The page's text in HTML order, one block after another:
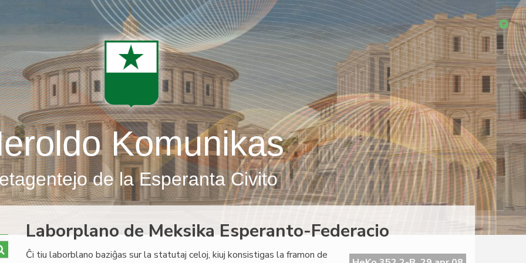
Komunikas
de la Esperanta Civito
Laborplano de Meksika Esperanto-Federacio
Ĉi tiu laborblano baziĝas sur la statutaj celoj, kiuj konsistigas la framon de